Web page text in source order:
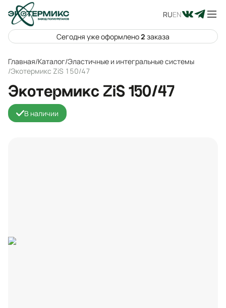
RUEN
Сегодня уже оформлено 2 заказа
Главная/Каталог/Эластичные и интегральные системы
/Экотермикс ZiS 150/47
Экотермикс ZiS 150/47
В наличии